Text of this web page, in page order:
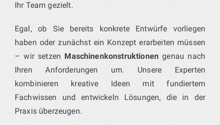
Ihr Team gezielt.
Egal, ob Sie bereits konkrete Entwürfe vorliegen
haben oder zunächst ein Konzept erarbeiten müssen
– wir setzen Maschinenkonstruktionen genau nach
Ihren Anforderungen um. Unsere Experten
kombinieren kreative Ideen mit fundiertem
Fachwissen und entwickeln Lösungen, die in der
Praxis überzeugen.